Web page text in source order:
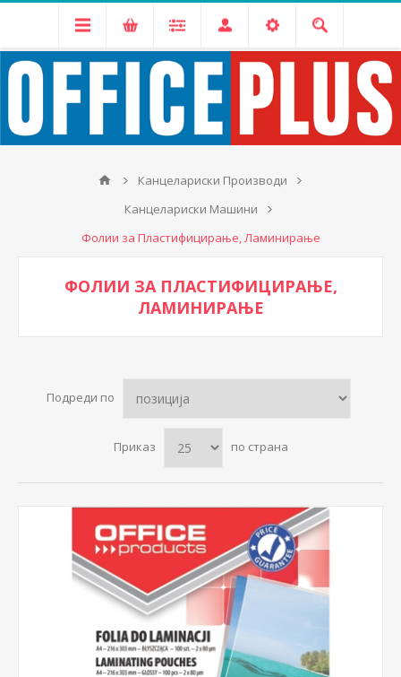
Канцелариски Производи
Канцелариски Машини
Фолии за Пластифицирање, Ламинирање
ФОЛИИ ЗА ПЛАСТИФИЦИРАЊЕ,
ЛАМИНИРАЊЕ
Подреди по
Приказ по страна